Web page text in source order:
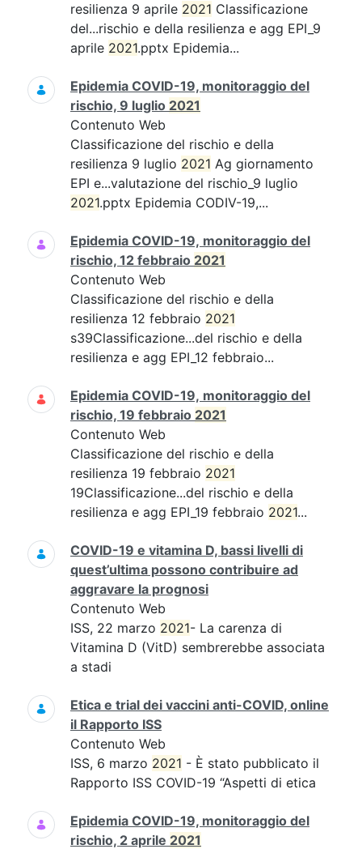
resilienza 9 aprile 2021 Classificazione
del...rischio e della resilienza e agg EPI_9
aprile 2021.pptx Epidemia...
Epidemia COVID-19, monitoraggio del
rischio, 9 luglio 2021
Contenuto Web
Classificazione del rischio e della
resilienza 9 luglio 2021 Ag giornamento
EPI e...valutazione del rischio_9 luglio
2021.pptx Epidemia CODIV-19,...
Epidemia COVID-19, monitoraggio del
rischio, 12 febbraio 2021
Contenuto Web
Classificazione del rischio e della
resilienza 12 febbraio 2021
s39Classificazione...del rischio e della
resilienza e agg EPI_12 febbraio...
Epidemia COVID-19, monitoraggio del
rischio, 19 febbraio 2021
Contenuto Web
Classificazione del rischio e della
resilienza 19 febbraio 2021
19Classificazione...del rischio e della
resilienza e agg EPI_19 febbraio 2021...
COVID-19 e vitamina D, bassi livelli di
quest’ultima possono contribuire ad
aggravare la prognosi
Contenuto Web
ISS, 22 marzo 2021- La carenza di
Vitamina D (VitD) sembrerebbe associata
a stadi
Etica e trial dei vaccini anti-COVID, online
il Rapporto ISS
Contenuto Web
ISS, 6 marzo 2021 - È stato pubblicato il
Rapporto ISS COVID-19 “Aspetti di etica
Epidemia COVID-19, monitoraggio del
rischio, 2 aprile 2021